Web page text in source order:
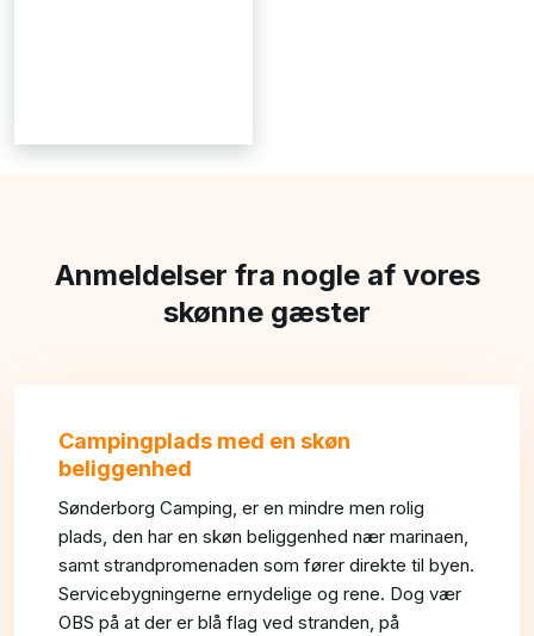
Anmeldelser fra nogle af vores
skønne gæster​
Campingplads med en skøn
beliggenhed
Sønderborg Camping, er en mindre men rolig
plads, den har en skøn beliggenhed nær marinaen,
samt strandpromenaden som fører direkte til byen.
Servicebygningerne ernydelige og rene. Dog vær
OBS på at der er blå flag ved stranden, på